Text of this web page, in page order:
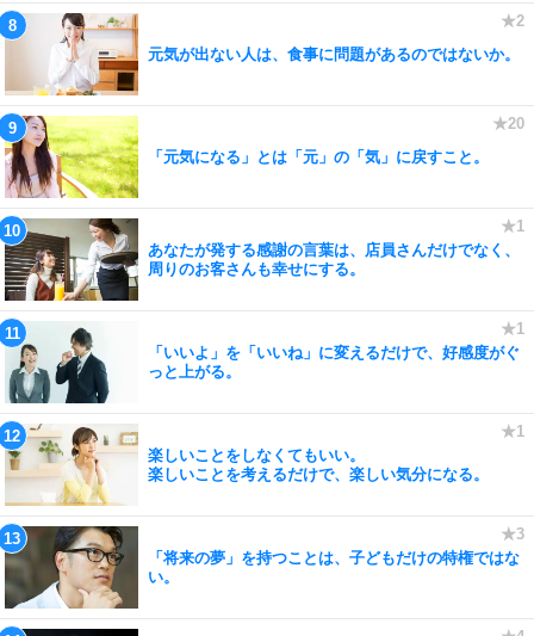
元気が出ない人は、食事に問題があるのではないか。
「元気になる」とは「元」の「気」に戻すこと。
あなたが発する感謝の言葉は、店員さんだけでなく、
周りのお客さんも幸せにする。
「いいよ」を「いいね」に変えるだけで、好感度がぐ
っと上がる。
楽しいことをしなくてもいい。
楽しいことを考えるだけで、楽しい気分になる。
「将来の夢」を持つことは、子どもだけの特権ではな
い。